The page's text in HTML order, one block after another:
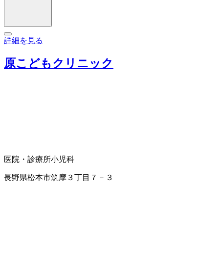
詳細を見る
原こどもクリニック
医院・診療所小児科
長野県松本市筑摩３丁目７－３